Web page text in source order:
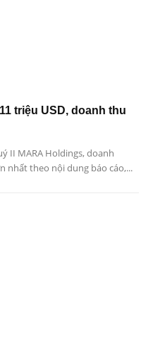
triệu USD, doanh thu
II MARA Holdings, doanh
nhất theo nội dung báo cáo,...